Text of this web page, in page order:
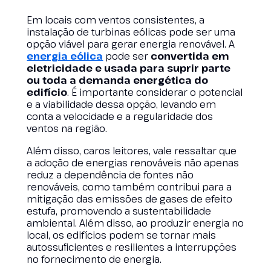
Em locais com ventos consistentes, a
instalação de turbinas eólicas pode ser uma
opção viável para gerar energia renovável. A
energia eólica pode ser convertida em
eletricidade e usada para suprir parte
ou toda a demanda energética do
edifício. É importante considerar o potencial
e a viabilidade dessa opção, levando em
conta a velocidade e a regularidade dos
ventos na região.
Além disso, caros leitores, vale ressaltar que
a adoção de energias renováveis não apenas
reduz a dependência de fontes não
renováveis, como também contribui para a
mitigação das emissões de gases de efeito
estufa, promovendo a sustentabilidade
ambiental. Além disso, ao produzir energia no
local, os edifícios podem se tornar mais
autossuficientes e resilientes a interrupções
no fornecimento de energia.